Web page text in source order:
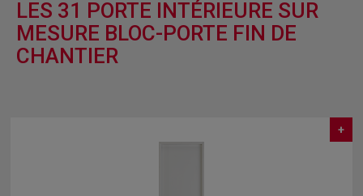
LES 31 PORTE INTÉRIEURE SUR
MESURE BLOC-PORTE FIN DE
CHANTIER
+